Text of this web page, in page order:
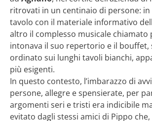
ritrovati in un centinaio di persone:
tavolo con il materiale informativo
altro il complesso musicale chiamato
intonava il suo repertorio e il bouffet,
ordinato sui lunghi tavoli bianchi,
più esigenti.
In questo contesto, l’imbarazzo di
persone, allegre e spensierate, per
argomenti seri e tristi era indicibile
evitato dagli stessi amici di Pippo che,